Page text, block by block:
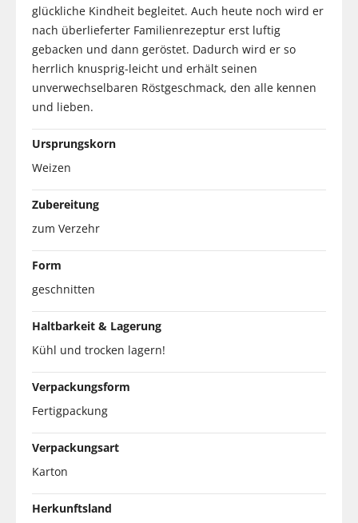
glückliche Kindheit begleitet. Auch heute noch wird er
nach überlieferter Familienrezeptur erst luftig
gebacken und dann geröstet. Dadurch wird er so
herrlich knusprig-leicht und erhält seinen
unverwechselbaren Röstgeschmack, den alle kennen
und lieben.
Ursprungskorn
Weizen
Zubereitung
zum Verzehr
Form
geschnitten
Haltbarkeit & Lagerung
Kühl und trocken lagern!
Verpackungsform
Fertigpackung
Verpackungsart
Karton
Herkunftsland